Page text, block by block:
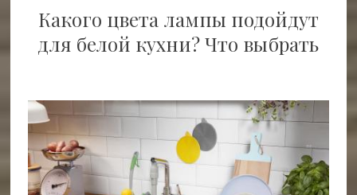
Какого цвета лампы подойдут
для белой кухни? Что выбрать